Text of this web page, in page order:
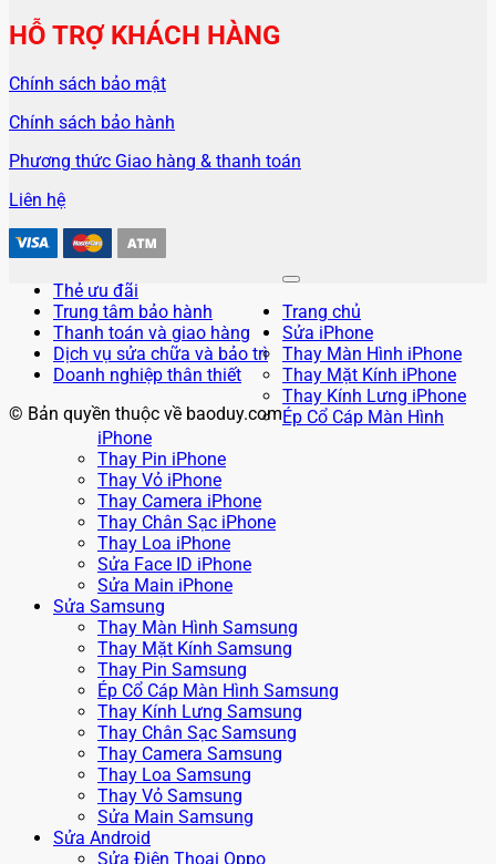
HỖ TRỢ KHÁCH HÀNG
Chính sách bảo mật
Chính sách bảo hành
Phương thức Giao hàng & thanh toán
Liên hệ
Thẻ ưu đãi
Trung tâm bảo hành
Thanh toán và giao hàng
Dịch vụ sửa chữa và bảo trì
Doanh nghiệp thân thiết
© Bản quyền thuộc về baoduy.com
Trang chủ
Sửa iPhone
Thay Màn Hình iPhone
Thay Mặt Kính iPhone
Thay Kính Lưng iPhone
Ép Cổ Cáp Màn Hình
iPhone
Thay Pin iPhone
Thay Vỏ iPhone
Thay Camera iPhone
Thay Chân Sạc iPhone
Thay Loa iPhone
Sửa Face ID iPhone
Sửa Main iPhone
Sửa Samsung
Thay Màn Hình Samsung
Thay Mặt Kính Samsung
Thay Pin Samsung
Ép Cổ Cáp Màn Hình Samsung
Thay Kính Lưng Samsung
Thay Chân Sạc Samsung
Thay Camera Samsung
Thay Loa Samsung
Thay Vỏ Samsung
Sửa Main Samsung
Sửa Android
Sửa Điện Thoại Oppo